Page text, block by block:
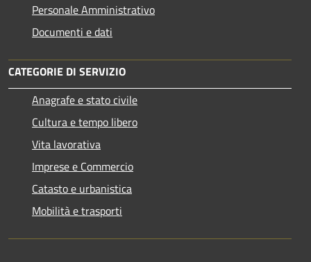
Personale Amministrativo
Documenti e dati
CATEGORIE DI SERVIZIO
Anagrafe e stato civile
Cultura e tempo libero
Vita lavorativa
Imprese e Commercio
Catasto e urbanistica
Mobilità e trasporti